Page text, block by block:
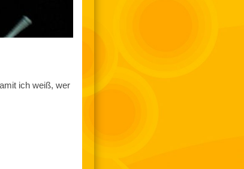
ich weiß, wer